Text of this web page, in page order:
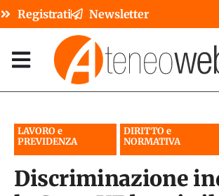
Registrati Newsletter
LAVORO e
PREVIDENZA
DIRITTO e
NORMATIVA
Discriminazione